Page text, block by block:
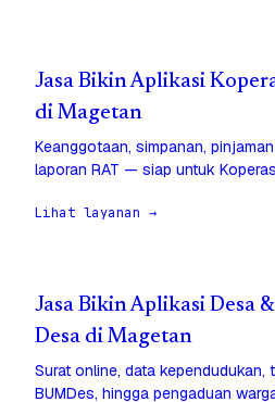
Jasa Bikin Aplikasi
di Magetan
Keanggotaan, simpanan,
laporan RAT — siap untuk
Lihat layanan →
Jasa Bikin Aplikasi Desa
Desa di Magetan
Surat online, data kependudukan,
BUMDes, hingga pengaduan